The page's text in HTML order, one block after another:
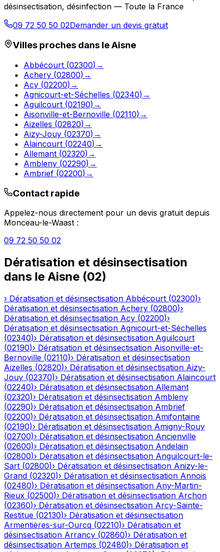
désinsectisation, désinfection — Toute la France
09 72 50 50 02Demander un devis gratuit
Villes proches dans leAisne
Abbécourt (02300) →
Achery (02800) →
Acy (02200) →
Agnicourt-et-Séchelles (02340) →
Aguilcourt (02190) →
Aisonville-et-Bernoville (02110) →
Aizelles (02820) →
Aizy-Jouy (02370) →
Alaincourt (02240) →
Allemant (02320) →
Ambleny (02290) →
Ambrief (02200) →
Contact rapide
Appelez-nous directement pour un devis gratuit depuis
Monceau-le-Waast :
09 72 50 50 02
Dératisation et désinsectisation
dans le Aisne (02)
› Dératisation et désinsectisation Abbécourt (02300)›
Dératisation et désinsectisation Achery (02800)›
Dératisation et désinsectisation Acy (02200)›
Dératisation et désinsectisation Agnicourt-et-Séchelles
(02340)› Dératisation et désinsectisation Aguilcourt
(02190)› Dératisation et désinsectisation Aisonville-et-
Bernoville (02110)› Dératisation et désinsectisation
Aizelles (02820)› Dératisation et désinsectisation Aizy-
Jouy (02370)› Dératisation et désinsectisation Alaincourt
(02240)› Dératisation et désinsectisation Allemant
(02320)› Dératisation et désinsectisation Ambleny
(02290)› Dératisation et désinsectisation Ambrief
(02200)› Dératisation et désinsectisation Amifontaine
(02190)› Dératisation et désinsectisation Amigny-Rouy
(02700)› Dératisation et désinsectisation Ancienville
(02600)› Dératisation et désinsectisation Andelain
(02800)› Dératisation et désinsectisation Anguilcourt-le-
Sart (02800)› Dératisation et désinsectisation Anizy-le-
Grand (02320)› Dératisation et désinsectisation Annois
(02480)› Dératisation et désinsectisation Any-Martin-
Rieux (02500)› Dératisation et désinsectisation Archon
(02360)› Dératisation et désinsectisation Arcy-Sainte-
Restitue (02130)› Dératisation et désinsectisation
Armentières-sur-Ourcq (02210)› Dératisation et
désinsectisation Arrancy (02860)› Dératisation et
désinsectisation Artemps (02480)› Dératisation et